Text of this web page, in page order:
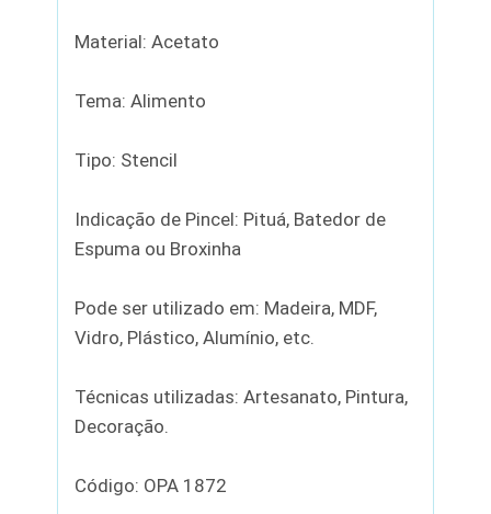
Material: Acetato
Tema: Alimento
Tipo: Stencil
Indicação de Pincel: Pituá, Batedor de
Espuma ou Broxinha
Pode ser utilizado em: Madeira, MDF,
Vidro, Plástico, Alumínio, etc.
Técnicas utilizadas: Artesanato, Pintura,
Decoração.
Código: OPA 1872